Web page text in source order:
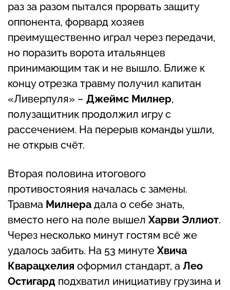
раз за разом пытался прорвать защиту
оппонента, форвард хозяев
преимущественно играл через передачи,
но поразить ворота итальянцев
принимающим так и не вышло. Ближе к
концу отрезка травму получил капитан
«Ливерпуля» – Джеймс Милнер,
полузащитник продолжил игру с
рассечением. На перерыв команды ушли,
не открыв счёт.
Вторая половина итогового
противостояния началась с замены.
Травма Милнера дала о себе знать,
вместо него на поле вышел Харви Эллиот.
Через несколько минут гостям всё же
удалось забить. На 53 минуте Хвича
Кварацхелия оформил стандарт, а Лео
Остигард подхватил инициативу грузина и